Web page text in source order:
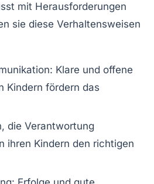
mit Herausforderungen
sie diese Verhaltensweisen
Klare und offene
Kindern fördern das
die Verantwortung
ihren Kindern den richtigen